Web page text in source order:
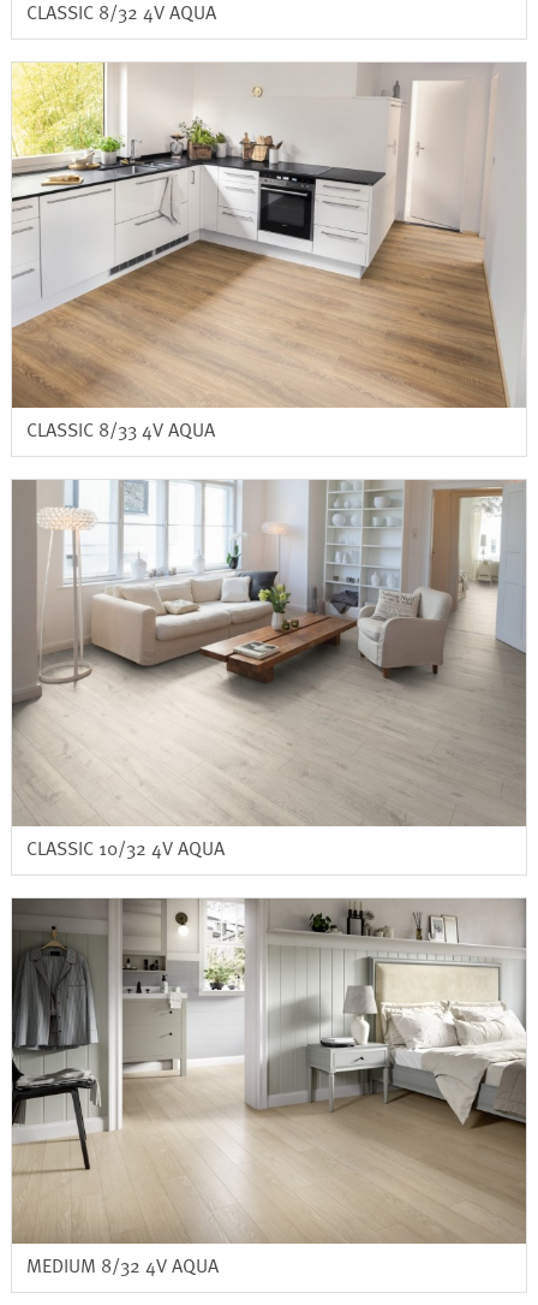
CLASSIC 8/32 4V AQUA
CLASSIC 8/33 4V AQUA
CLASSIC 10/32 4V AQUA
MEDIUM 8/32 4V AQUA